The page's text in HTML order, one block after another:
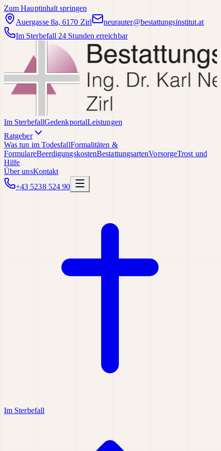
Zum Hauptinhalt springen
Auergasse 8a, 6170 Zirl
neurauter@bestattungsinstitut.at
Im Sterbefall 24 Stunden erreichbar
Im SterbefallGedenkportalLeistungen
Ratgeber
Was tun im TodesfallFormalitäten &
FormulareBeerdigungskostenBestattungsartenVorsorgeTrost und
Hilfe
Über unsKontakt
+43 5238 524 90
Im Sterbefall